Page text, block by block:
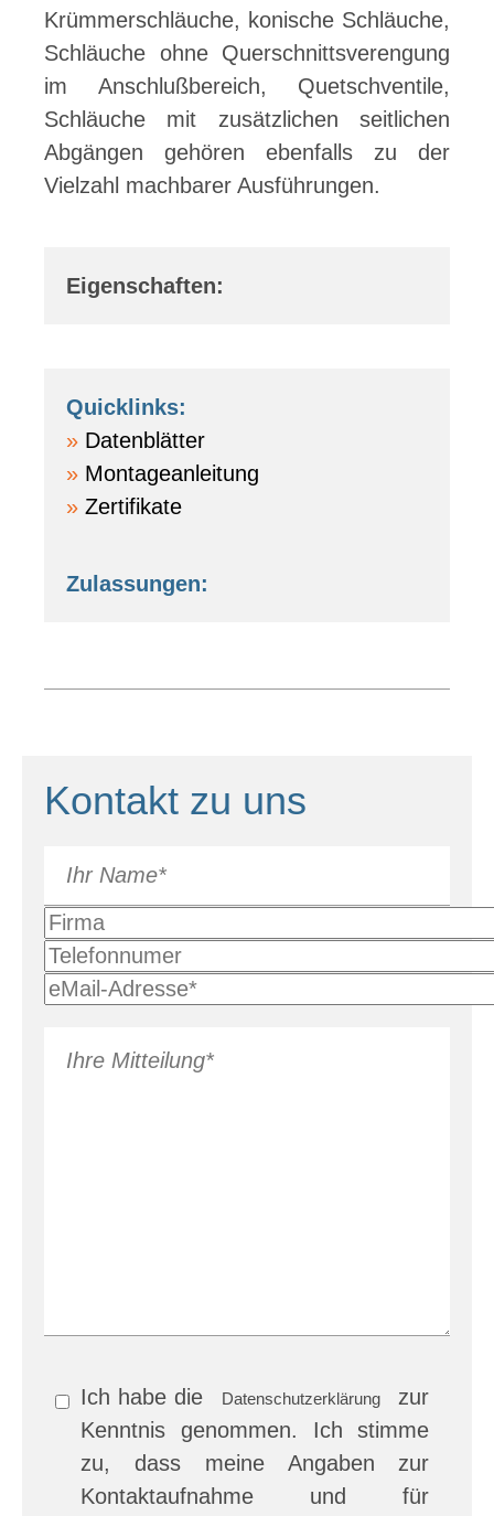
Krümmerschläuche, konische Schläuche,
Schläuche ohne Querschnittsverengung
im Anschlußbereich, Quetschventile,
Schläuche mit zusätzlichen seitlichen
Abgängen gehören ebenfalls zu der
Vielzahl machbarer Ausführungen.
Eigenschaften:
Quicklinks:
Datenblätter
Montageanleitung
Zertifikate
Zulassungen:
Kontakt zu uns
Ich habe die Datenschutzerklärung
zur
Kenntnis genommen. Ich stimme
zu, dass meine Angaben zur
Kontaktaufnahme und für